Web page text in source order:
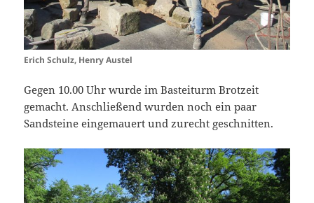
Erich Schulz, Henry Austel
Gegen 10.00 Uhr wurde im Basteiturm Brotzeit
gemacht. Anschließend wurden noch ein paar
Sandsteine eingemauert und zurecht geschnitten.